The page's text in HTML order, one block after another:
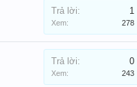
Trả lời: 1
Xem: 278
Trả lời: 0
Xem: 243